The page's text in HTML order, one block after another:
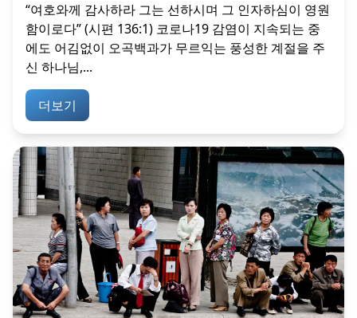
“여호와께 감사하라 그는 선하시며 그 인자하심이 영원
함이로다” (시편 136:1) 코로나19 감염이 지속되는 중
에도 어김없이 오곡백과가 무르익는 풍성한 계절을 주
신 하나님,...
더보기